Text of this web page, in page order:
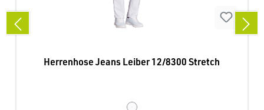
Herrenhose Jeans Leiber 12/8300 Stretch